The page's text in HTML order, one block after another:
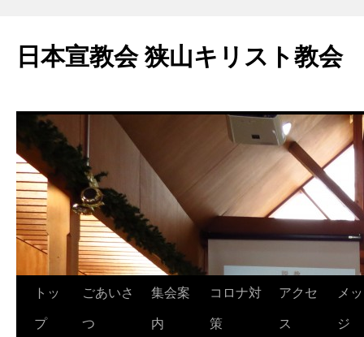
テ
ン
ス
ッ
プ
日本宣教会 狭山キリスト教会
トッ
プ
ごあいさ
つ
集会案
内
コロナ対
策
アクセ
ス
メ
ジ